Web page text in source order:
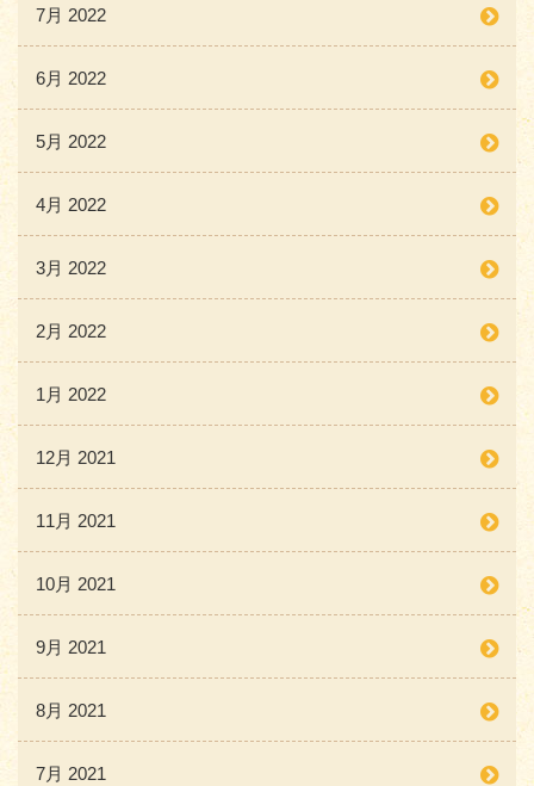
7月 2022
6月 2022
5月 2022
4月 2022
3月 2022
2月 2022
1月 2022
12月 2021
11月 2021
10月 2021
9月 2021
8月 2021
7月 2021